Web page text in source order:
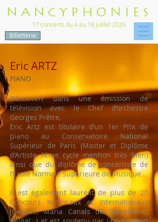
NANCYPHONIES
17 concerts du 4 au 18 juillet 2026
Billetterie
Eric ARTZ
PIANO
Découvert dans une émission de
télévision avec le Chef d’orchestre
Georges Prêtre,
Eric Artz est titulaire d’un 1er Prix de
piano au Conservatoire National
Supérieur de Paris (Master et Diplôme
d’Artiste 3ème cycle mention très bien)
ainsi que du diplôme de concertiste de
l’Ecole Normale Supérieure de Musique .
Il est également lauréat de plus de 20
Concours Nationaux et Internationaux
(Genève, Maria Canals de Barcelonne,